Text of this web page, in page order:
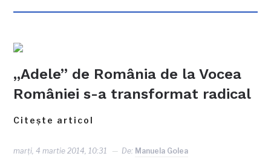
„Adele” de România de la Vocea
României s-a transformat radical
Citește articol
marți, 4 martie 2014, 10:31 De: Manuela Golea